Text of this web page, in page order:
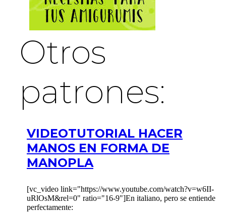
Otros
patrones:
VIDEOTUTORIAL HACER
MANOS EN FORMA DE
MANOPLA
[vc_video link="https://www.youtube.com/watch?v=w6II-
uRlOsM&rel=0" ratio="16-9"]En italiano, pero se entiende
perfectamente: